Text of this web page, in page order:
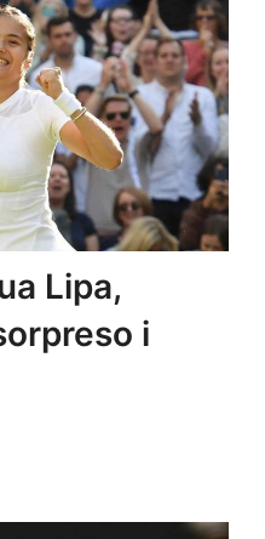
Lipa,
i